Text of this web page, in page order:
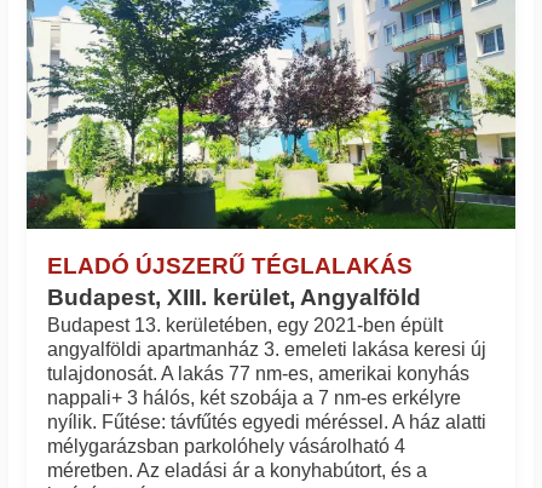
ELADÓ ÚJSZERŰ TÉGLALAKÁS
Budapest, XIII. kerület, Angyalföld
Budapest 13. kerületében, egy 2021-ben épült
angyalföldi apartmanház 3. emeleti lakása keresi új
tulajdonosát. A lakás 77 nm-es, amerikai konyhás
nappali+ 3 hálós, két szobája a 7 nm-es erkélyre
nyílik. Fűtése: távfűtés egyedi méréssel. A ház alatti
mélygarázsban parkolóhely vásárolható 4
méretben. Az eladási ár a konyhabútort, és a